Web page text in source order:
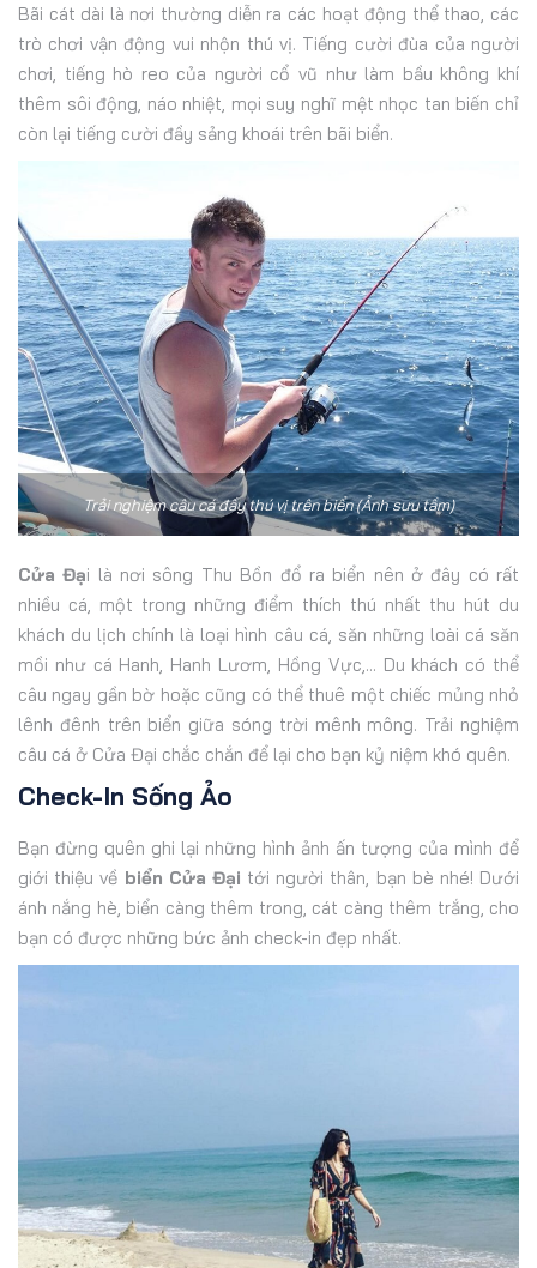
Bãi cát dài là nơi thường diễn ra các hoạt động thể thao, các
trò chơi vận động vui nhộn thú vị. Tiếng cười đùa của người
chơi, tiếng hò reo của người cổ vũ như làm bầu không khí
thêm sôi động, náo nhiệt, mọi suy nghĩ mệt nhọc tan biến chỉ
còn lại tiếng cười đầy sảng khoái trên bãi biển.
Trải nghiệm câu cá đầy thú vị trên biển (Ảnh sưu tầm)
Cửa Đại là nơi sông Thu Bồn đổ ra biển nên ở đây có rất
nhiều cá, một trong những điểm thích thú nhất thu hút du
khách du lịch chính là loại hình câu cá, săn những loài cá săn
mồi như cá Hanh, Hanh Lươm, Hồng Vực,... Du khách có thể
câu ngay gần bờ hoặc cũng có thể thuê một chiếc mủng nhỏ
lênh đênh trên biển giữa sóng trời mênh mông. Trải nghiệm
câu cá ở Cửa Đại chắc chắn để lại cho bạn kỷ niệm khó quên.
Check-In Sống Ảo
Bạn đừng quên ghi lại những hình ảnh ấn tượng của mình để
giới thiệu về biển Cửa Đại tới người thân, bạn bè nhé! Dưới
ánh nắng hè, biển càng thêm trong, cát càng thêm trắng, cho
bạn có được những bức ảnh check-in đẹp nhất.